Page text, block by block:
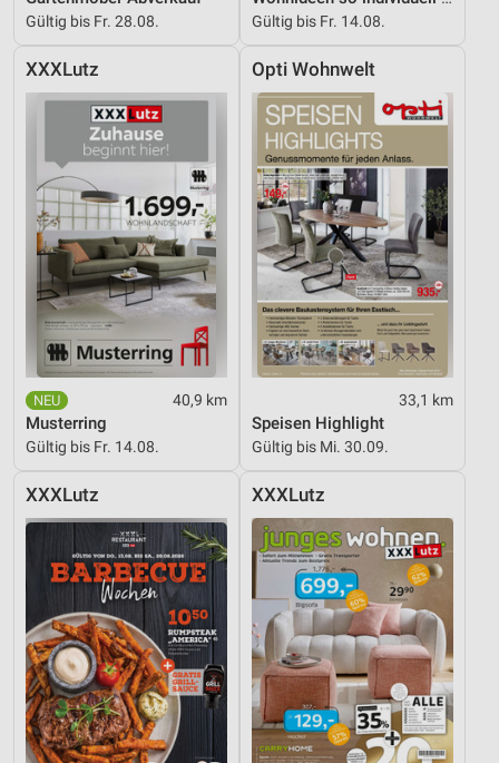
Gültig bis Fr. 28.08. Gültig bis Fr. 14.08.
XXXLutz
40,9 km
Musterring
Gültig bis Fr. 14.08.
Opti Wohnwelt
33,1 km
Speisen Highlight
Gültig bis Mi. 30.09.
XXXLutz XXXLutz
Verwendung von Profilen zur Auswahl
personalisierter Werbung
Erstellung von Profilen zur Personalisierung
von Inhalten
Verwendung von Profilen zur Auswahl
personalisierter Inhalte
Messung der Werbeleistung
Messung der Performance von Inhalten
Analyse von Zielgruppen durch Statistiken oder
Kombinationen von Daten aus verschiedenen
Quellen
Verwendung reduzierter Daten zur Auswahl von
Inhalten
IAB-Besonderheiten:
Verwendung genauer Standortdaten
Geräte anhand von aktiv angeforderten
Informationen identifizieren
Nicht-IAB-Verarbeitungszwecke:
Notwendig
Performance
Funktional